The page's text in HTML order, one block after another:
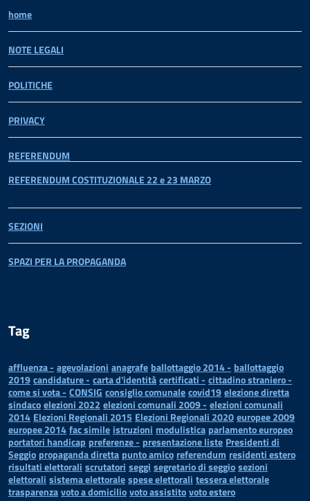
home
NOTE LEGALI
POLITICHE
PRIVACY
REFERENDUM
REFERENDUM COSTITUZIONALE 22 e 23 MARZO
SEZIONI
SPAZI PER LA PROPAGANDA
Tag
affluenza - agevolazioni anagrafe ballottaggio 2014 - ballottaggio
2019candidature - carta d'identitàcertificati - cittadino straniero -
come si vota - CONSIG consiglio comunalecovid19elezione diretta
sindacoelezioni 2022 elezioni comunali 2009 - elezioni comunali
2014 Elezioni Regionali 2015 Elezioni Regionali 2020europee 2009
europee 2014fac simile istruzioni modulistica parlamento europeo
portatori handicap preferenze - presentazione liste Presidenti di
Seggio propaganda diretta punto amico referendum residenti estero
risultati elettorali scrutatori seggi segretario di seggiosezioni
elettorali sistema elettoralespese elettorali tessera elettorale
trasparenzavoto a domiciliovoto assistitovoto estero